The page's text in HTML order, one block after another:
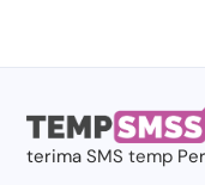
terimaSMS temp